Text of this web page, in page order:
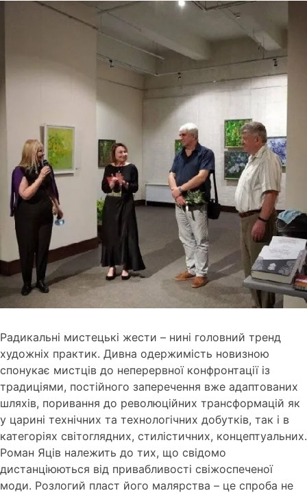
Радикальні мистецькі жести – нині головний тренд
художніх практик. Дивна одержимість новизною
спонукає мистців до неперервної конфронтації із
традиціями, постійного заперечення вже адаптованих
шляхів, поривання до революційних трансформацій як
у царині технічних та технологічних добутків, так і в
категоріях світоглядних, стилістичних, концептуальних.
Роман Яців належить до тих, що свідомо
дистанціюються від привабливості свіжоспеченої
моди. Розлогий пласт його малярства – це спроба не